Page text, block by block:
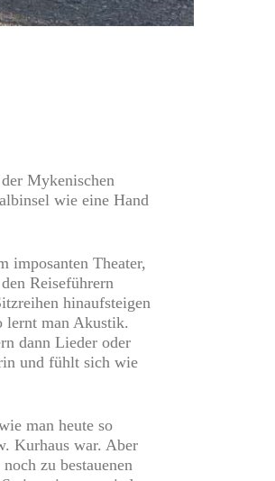
Mykenischen
wie eine Hand
imposanten Theater,
Reiseführern
hinaufsteigen
lernt man Akustik.
dann Lieder oder
und fühlt sich wie
man heute so
Kurhaus war. Aber
zu bestauenen